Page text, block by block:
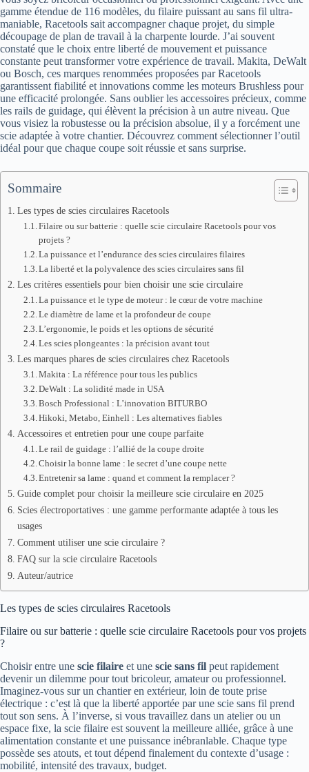
gamme étendue de 116 modèles, du filaire puissant au sans fil ultra-
maniable, Racetools sait accompagner chaque projet, du simple
découpage de plan de travail à la charpente lourde. J’ai souvent
constaté que le choix entre liberté de mouvement et puissance
constante peut transformer votre expérience de travail. Makita, DeWalt
ou Bosch, ces marques renommées proposées par Racetools
garantissent fiabilité et innovations comme les moteurs Brushless pour
une efficacité prolongée. Sans oublier les accessoires précieux, comme
les rails de guidage, qui élèvent la précision à un autre niveau. Que
vous visiez la robustesse ou la précision absolue, il y a forcément une
scie adaptée à votre chantier. Découvrez comment sélectionner l’outil
idéal pour que chaque coupe soit réussie et sans surprise.
Sommaire
Les types de scies circulaires Racetools
Filaire ou sur batterie : quelle scie circulaire Racetools pour vos
projets ?
La puissance et l’endurance des scies circulaires filaires
La liberté et la polyvalence des scies circulaires sans fil
Les critères essentiels pour bien choisir une scie circulaire
La puissance et le type de moteur : le cœur de votre machine
Le diamètre de lame et la profondeur de coupe
L’ergonomie, le poids et les options de sécurité
Les scies plongeantes : la précision avant tout
Les marques phares de scies circulaires chez Racetools
Makita : La référence pour tous les publics
DeWalt : La solidité made in USA
Bosch Professional : L’innovation BITURBO
Hikoki, Metabo, Einhell : Les alternatives fiables
Accessoires et entretien pour une coupe parfaite
Le rail de guidage : l’allié de la coupe droite
Choisir la bonne lame : le secret d’une coupe nette
Entretenir sa lame : quand et comment la remplacer ?
Guide complet pour choisir la meilleure scie circulaire en 2025
Scies électroportatives : une gamme performante adaptée à tous les
usages
Comment utiliser une scie circulaire ?
FAQ sur la scie circulaire Racetools
Auteur/autrice
Les types de scies circulaires Racetools
Filaire ou sur batterie : quelle scie circulaire Racetools pour vos projets
?
Choisir entre une scie filaire et une scie sans fil peut rapidement
devenir un dilemme pour tout bricoleur, amateur ou professionnel.
Imaginez-vous sur un chantier en extérieur, loin de toute prise
électrique : c’est là que la liberté apportée par une scie sans fil prend
tout son sens. À l’inverse, si vous travaillez dans un atelier ou un
espace fixe, la scie filaire est souvent la meilleure alliée, grâce à une
alimentation constante et une puissance inébranlable. Chaque type
possède ses atouts, et tout dépend finalement du contexte d’usage :
mobilité, intensité des travaux, budget.